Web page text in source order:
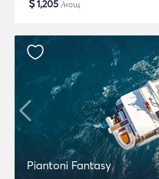
$1,205 /нощ
Piantoni Fantasy